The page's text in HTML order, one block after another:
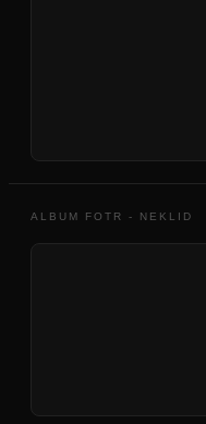
ALBUM FOTR - NEKLID